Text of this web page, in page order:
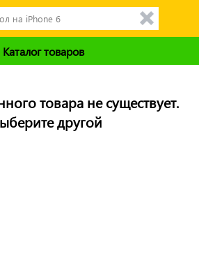
Каталог товаров
товара не существует.
другой